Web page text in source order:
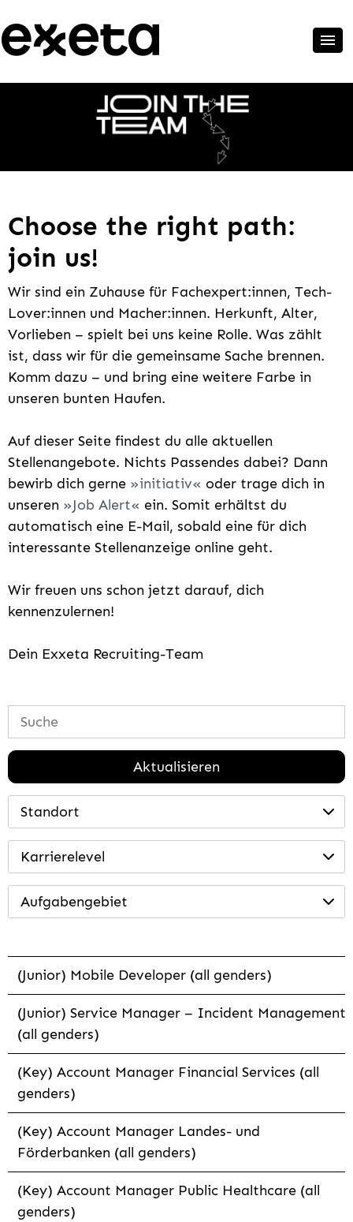
Choose the right path:
join us!
Wir sind ein Zuhause für Fachexpert:innen, Tech-
Lover:innen und Macher:innen. Herkunft, Alter,
Vorlieben – spielt bei uns keine Rolle. Was zählt
ist, dass wir für die gemeinsame Sache brennen.
Komm dazu – und bring eine weitere Farbe in
unseren bunten Haufen.
Auf dieser Seite findest du alle aktuellen
Stellenangebote. Nichts Passendes dabei? Dann
bewirb dich gerne
initiativ
oder trage dich in
unseren
Job Alert
ein. Somit erhältst du
automatisch eine E-Mail, sobald eine für dich
interessante Stellenanzeige online geht.
Wir freuen uns schon jetzt darauf, dich
kennenzulernen!
Dein Exxeta Recruiting-Team
Aktualisieren
Standort
Karrierelevel
Aufgabengebiet
(Junior) Mobile Developer (all genders)
(Junior) Service Manager – Incident Management
(all genders)
(Key) Account Manager Financial Services (all
genders)
(Key) Account Manager Landes- und
Förderbanken (all genders)
(Key) Account Manager Public Healthcare (all
genders)